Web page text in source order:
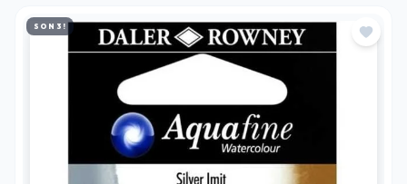
SON 3!